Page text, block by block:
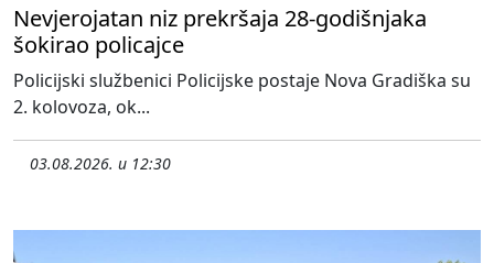
Nevjerojatan niz prekršaja 28-godišnjaka
šokirao policajce
Policijski službenici Policijske postaje Nova Gradiška su
2. kolovoza, ok...
03.08.2026. u 12:30